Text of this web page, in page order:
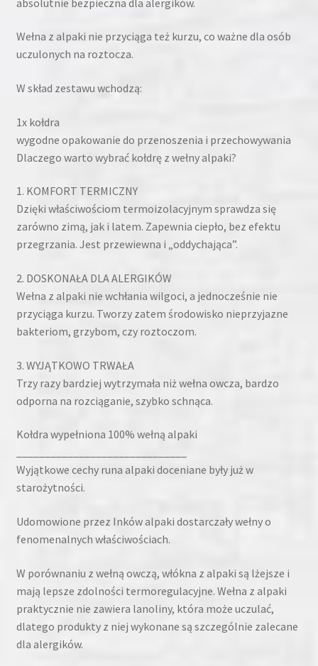
Wełna z alpaki nie przyciąga też kurzu, co ważne dla osób
uczulonych na roztocza.
W skład zestawu wchodzą:
1x kołdra
wygodne opakowanie do przenoszenia i przechowywania
Dlaczego warto wybrać kołdrę z wełny alpaki?
1. KOMFORT TERMICZNY
Dzięki właściwościom termoizolacyjnym sprawdza się
zarówno zimą, jak i latem. Zapewnia ciepło, bez efektu
przegrzania. Jest przewiewna i „oddychająca”.
2. DOSKONAŁA DLA ALERGIKÓW
Wełna z alpaki nie wchłania wilgoci, a jednocześnie nie
przyciąga kurzu. Tworzy zatem środowisko nieprzyjazne
bakteriom, grzybom, czy roztoczom.
3. WYJĄTKOWO TRWAŁA
Trzy razy bardziej wytrzymała niż wełna owcza, bardzo
odporna na rozciąganie, szybko schnąca.
Kołdra wypełniona 100% wełną alpaki
Wyjątkowe cechy runa alpaki doceniane były już w
starożytności.
Udomowione przez Inków alpaki dostarczały wełny o
fenomenalnych właściwościach.
W porównaniu z wełną owczą, włókna z alpaki są lżejsze i
mają lepsze zdolności termoregulacyjne. Wełna z alpaki
praktycznie nie zawiera lanoliny, która może uczulać,
dlatego produkty z niej wykonane są szczególnie zalecane
dla alergików.